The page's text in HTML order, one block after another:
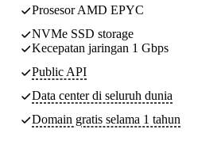
Prosesor AMD EPYC
NVMe SSD storage
Kecepatan jaringan 1 Gbps
Public API
Data center di seluruh dunia
Domain gratis selama 1 tahun